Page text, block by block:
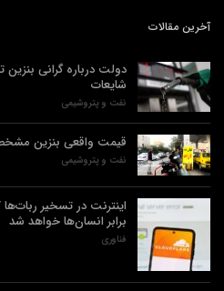
آخرین مقالات
دولت درباره گرانی
شایعات
نفت و پتروشیمی
قیمت واقعی بنزین
نفت و پتروشیمی
برابر انسان‌ها خواهد شد
فناوری